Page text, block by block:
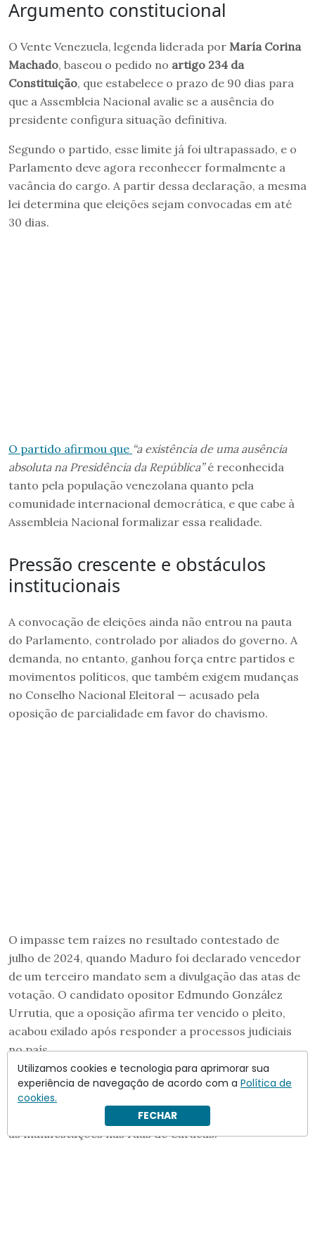
Argumento constitucional
O Vente Venezuela, legenda liderada por María Corina
Machado, baseou o pedido no artigo 234 da
Constituição, que estabelece o prazo de 90 dias para
que a Assembleia Nacional avalie se a ausência do
presidente configura situação definitiva.
Segundo o partido, esse limite já foi ultrapassado, e o
Parlamento deve agora reconhecer formalmente a
vacância do cargo. A partir dessa declaração, a mesma
lei determina que eleições sejam convocadas em até
30 dias.
O partido afirmou que “a existência de uma ausência
absoluta na Presidência da República”é reconhecida
tanto pela população venezolana quanto pela
comunidade internacional democrática, e que cabe à
Assembleia Nacional formalizar essa realidade.
Pressão crescente e obstáculos
institucionais
A convocação de eleições ainda não entrou na pauta
do Parlamento, controlado por aliados do governo. A
demanda, no entanto, ganhou força entre partidos e
movimentos políticos, que também exigem mudanças
no Conselho Nacional Eleitoral — acusado pela
oposição de parcialidade em favor do chavismo.
O impasse tem raízes no resultado contestado de
julho de 2024, quando Maduro foi declarado vencedor
de um terceiro mandato sem a divulgação das atas de
votação. O candidato opositor Edmundo González
Urrutia, que a oposição afirma ter vencido o pleito,
acabou exilado após responder a processos judiciais
no país.
Ontem, nas ruas de Caracas, ficou demonstrado mais
uma vez que a transição para a democracia é urgente,
, escreveu Machado na rede X, sobre
as manifestações nas ruas de Caracas.
Utilizamos cookies e tecnologia para aprimorar sua
experiência de navegação de acordo com a Política de
cookies.
FECHAR